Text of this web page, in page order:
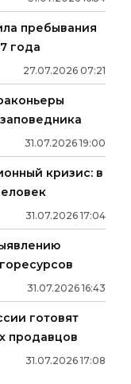
пребывания
года
27.07.2026 07:21
31.07.2026 19:00
кризис: в
31.07.2026 17:04
31.07.2026 16:43
готовят
продавцов
31.07.2026 17:08